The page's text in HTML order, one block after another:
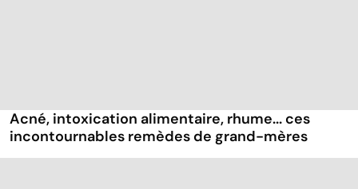
Acné, intoxication alimentaire, rhume... ces
incontournables remèdes de grand-mères